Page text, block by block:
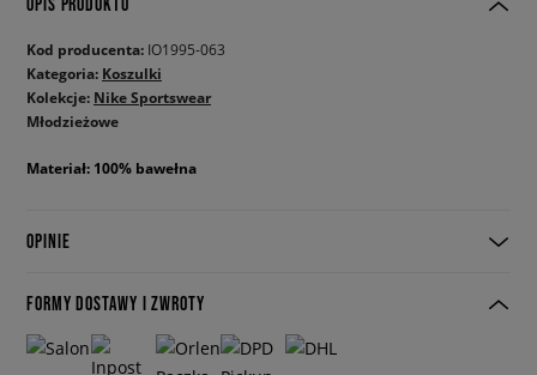
Kod producenta: IO1995-063
Kategoria: Koszulki
Kolekcje: Nike Sportswear
Młodzieżowe
Materiał: 100% bawełna
OPINIE
FORMY DOSTAWY I ZWROTY